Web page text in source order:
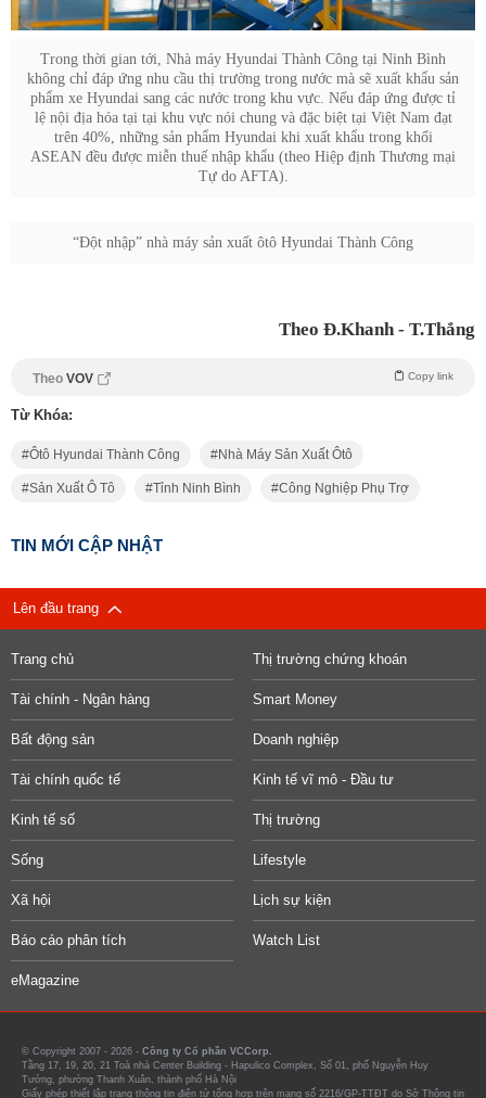
Trong thời gian tới, Nhà máy Hyundai Thành Công tại Ninh Bình
không chỉ đáp ứng nhu cầu thị trường trong nước mà sẽ xuất khẩu sản
phẩm xe Hyundai sang các nước trong khu vực. Nếu đáp ứng được tỉ
lệ nội địa hóa tại tại khu vực nói chung và đặc biệt tại Việt Nam đạt
trên 40%, những sản phẩm Hyundai khi xuất khẩu trong khối
ASEAN đều được miễn thuế nhập khẩu (theo Hiệp định Thương mại
Tự do AFTA).
“Đột nhập” nhà máy sản xuất ôtô Hyundai Thành Công
Theo Đ.Khanh - T.Thắng
Theo VOV Copy link
Từ Khóa:
Ôtô Hyundai Thành Công Nhà Máy Sản Xuất Ôtô
Sản Xuất Ô Tô Tỉnh Ninh Bình Công Nghiệp Phụ Trợ
TIN MỚI CẬP NHẬT
Lên đầu trang
Trang chủ Thị trường chứng khoán
Tài chính - Ngân hàng Smart Money
Bất động sản Doanh nghiệp
Tài chính quốc tế Kinh tế vĩ mô - Đầu tư
Kinh tế số Thị trường
Sống Lifestyle
Xã hội Lịch sự kiện
Báo cáo phân tích Watch List
eMagazine
© Copyright 2007 - 2026 - Công ty Cổ phần VCCorp.
Tầng 17, 19, 20, 21 Toà nhà Center Building - Hapulico Complex, Số 01, phố Nguyễn Huy
Tưởng, phường Thanh Xuân, thành phố Hà Nội
Giấy phép thiết lập trang thông tin điện tử tổng hợp trên mạng số 2216/GP-TTĐT do Sở Thông tin